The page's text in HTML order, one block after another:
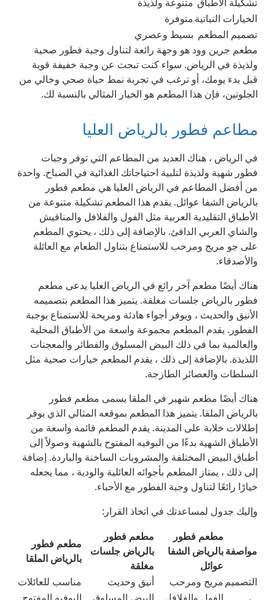
الخيارات النباتيةمتوفرة
تصميم المطعم بسيط وعصري
مطعم جرين وود هو وجهة رائعة لتناول وجبة فطور صحية
ولذيذة في الرياض. سواء كنت تبحث عن وجبة خفيفة قوية
قبل بدء يومك، أو ترغب في تجربة نمط حياة صحي وخالي من
الجلوتين، فإن هذا المطعم هو الخيار المثالي بالنسبة لك.
مطاعم فطور بالرياض العليا
في الرياض ، هناك العديد من المطاعم التي توفر وجبات
فطور شهية ولذيذة لتلبية احتياجاتك الغذائية في الصباح. واحدة
من أفضل المطاعم في الرياض العليا هي مطعم فطور
بالرياض الشفا عوائل. يقدم هذا المطعم تشكيلة متنوعة من
الأطباق التقليدية العربية مثل الفول والفلافل والمناقيش
والشاي العربي الدافئ. بالإضافة إلى ذلك ، يحتوي المطعم
على جو مريح ومرحب للاستمتاع بتناول الطعام مع العائلة
والأصدقاء.
هناك أيضًا مطعم آخر رائع في الرياض العليا يدعى مطعم
فطور بالرياض جلسات مغلقة. يتميز هذا المطعم بتصميمه
الأنيق والحديث ، ويوفر أجواء هادئة ومريحة للاستمتاع بوجبة
الفطور. يقدم المطعم مجموعة واسعة من الأطباق المحلية
والعالمية بما في ذلك البيض المسلوق والفطائر والمعجنات
اللذيذة. بالإضافة إلى ذلك ، يقدم المطعم خيارات صحية مثل
السلطات والعصائر الطازجة.
هناك أيضًا مطعم شهير في الملقا يسمى مطعم فطور
بالرياض الملقا. يتميز هذا المطعم بموقعه المثالي الذي يوفر
إطلالات خلابة على المدينة. يقدم المطعم قائمة واسعة من
الأطباق الشهية بدءًا من البوفيه المفتوح بالشهية وصولاً إلى
أطباق البيض المختلفة والمشروبات الساخنة والباردة. إضافة
إلى ذلك ، يمتاز المطعم بأجوائه العائلية والودية ، مما يجعله
خيارًا رائعًا لتناول وجبة الفطور مع الأحباء.
وإليك جدول لمساعدتك في اتخاذ القرار:
مواصفة
مطعم فطور
بالرياض الشفا
عوائل
مطعم فطور
بالرياض جلسات
مغلقة
مطعم فطور
بالرياض الملقا
التصميممريح ومرحب أنيق وحديث
مناسب للعائلات